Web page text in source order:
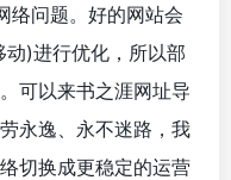
络问题。好的网站会
)进行优化，所以部
可以来书之涯网址导
永逸、永不迷路，我
切换成更稳定的运营